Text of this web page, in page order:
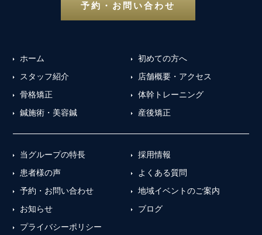
予約・お問い合わせ
ホーム
初めての方へ
スタッフ紹介
店舗概要・アクセス
骨格矯正
体幹トレーニング
鍼施術・美容鍼
産後矯正
当グループの特長
採用情報
患者様の声
よくある質問
予約・お問い合わせ
地域イベントのご案内
お知らせ
ブログ
プライバシーポリシー